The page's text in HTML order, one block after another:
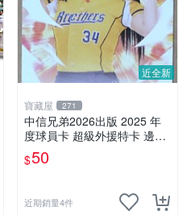
近全新
寶藏屋 271
中信兄弟2026出版 2025 年
度球員卡 超級外援特卡 邊荷
律
$50
近期銷量4件